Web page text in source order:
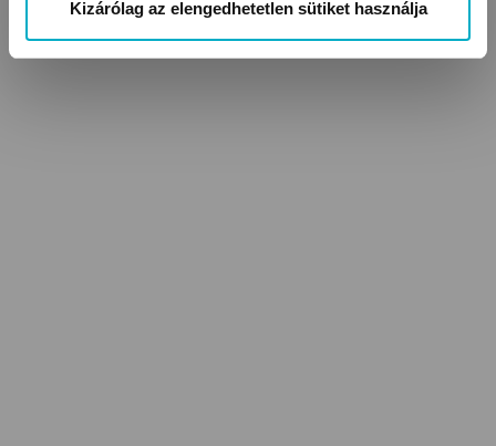
Kizárólag az elengedhetetlen sütiket használja